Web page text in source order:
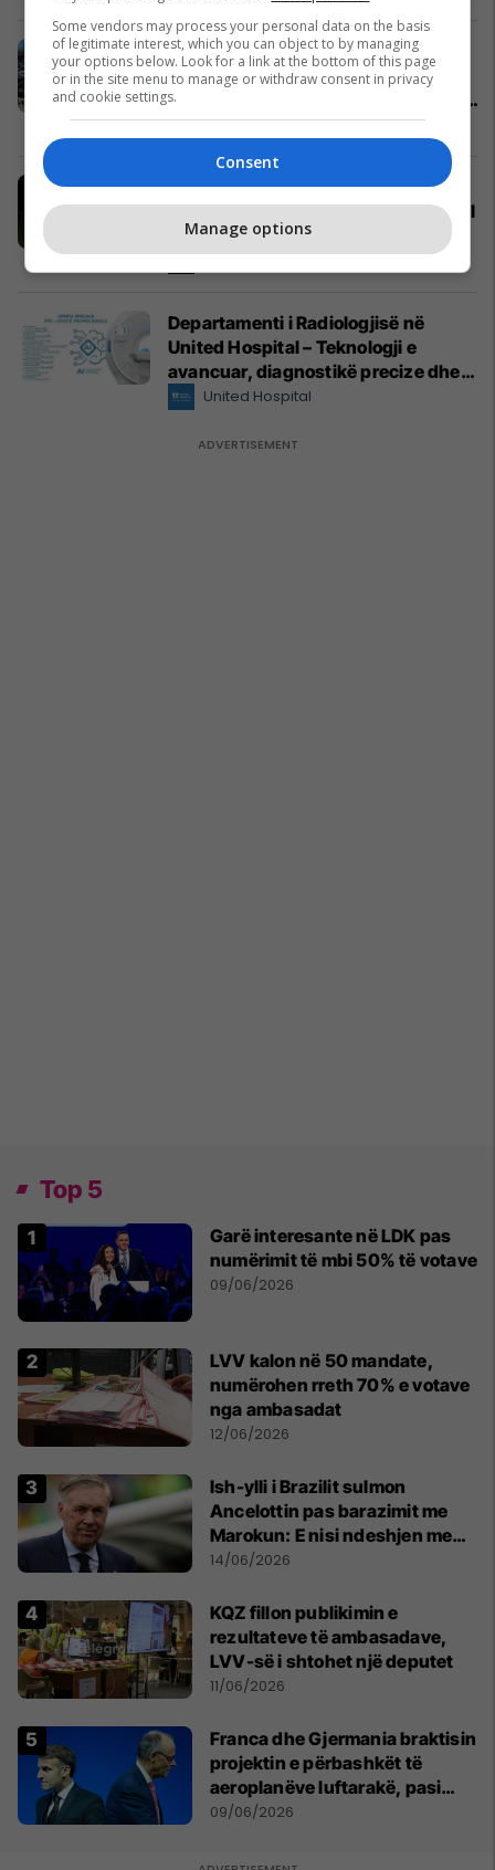
Panairi HO.RE.CA Kosovë 2026
rikthehet në Frigo Deluxe:
teknologji, produkte dhe mundësi të
reja për hoteleri dhe gastronomi
Frigo Deluxe
Shtëpi, truall dhe banesë –
Përzgjedhja e javës në Telegrafi Real
Estate
Telegrafi Real Estate
Departamenti i Radiologjisë në
United Hospital – Teknologji e
avancuar, diagnostikë precize dhe
kujdes profesional
United Hospital
Top 5
Garë interesante në LDK pas
numërimit të mbi 50% të votave
09/06/2026
LVV kalon në 50 mandate,
numërohen rreth 70% e votave
nga ambasadat
12/06/2026
Ish-ylli i Brazilit sulmon
Ancelottin pas barazimit me
Marokun: E nisi ndeshjen me
formacionin e gabuar
14/06/2026
KQZ fillon publikimin e
rezultateve të ambasadave,
LVV-së i shtohet një deputet
11/06/2026
Franca dhe Gjermania braktisin
projektin e përbashkët të
aeroplanëve luftarakë, pasi
kompanitë nuk arrijnë
09/06/2026
Some vendors may process your personal data on the basis
of legitimate interest, which you can object to by managing
your options below. Look for a link at the bottom of this page
or in the site menu to manage or withdraw consent in privacy
and cookie settings.
Consent
Manage options